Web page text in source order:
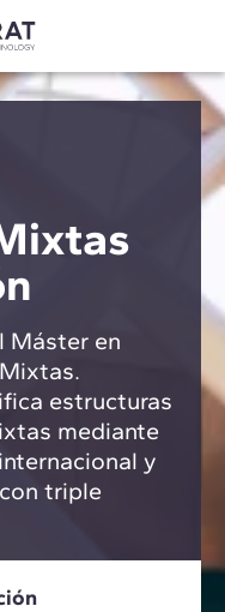
Máster en
estructuras
mediante
y
triple